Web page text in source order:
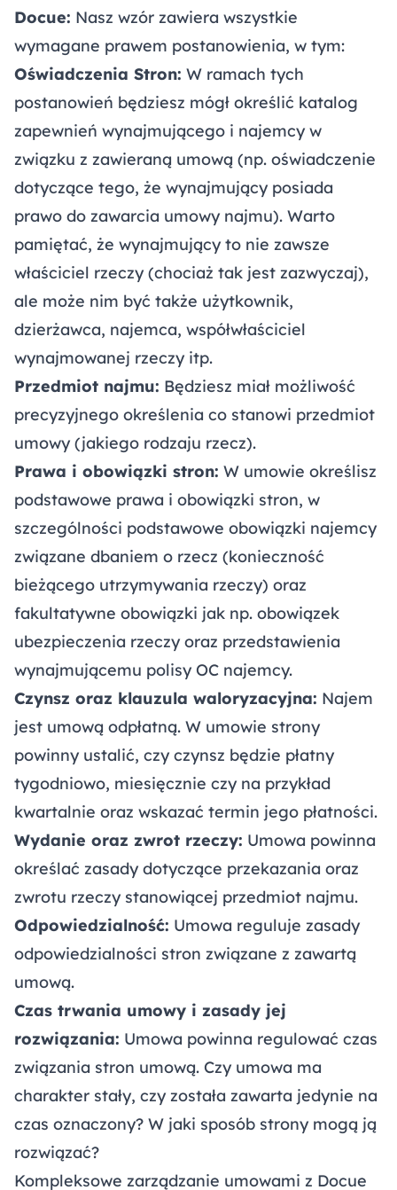
Docue: Nasz wzór zawiera wszystkie
wymagane prawem postanowienia, w tym:
Oświadczenia Stron: W ramach tych
postanowień będziesz mógł określić katalog
zapewnień wynajmującego i najemcy w
związku z zawieraną umową (np. oświadczenie
dotyczące tego, że wynajmujący posiada
prawo do zawarcia umowy najmu). Warto
pamiętać, że wynajmujący to nie zawsze
właściciel rzeczy (chociaż tak jest zazwyczaj),
ale może nim być także użytkownik,
dzierżawca, najemca, współwłaściciel
wynajmowanej rzeczy itp.
Przedmiot najmu: Będziesz miał możliwość
precyzyjnego określenia co stanowi przedmiot
umowy (jakiego rodzaju rzecz).
Prawa i obowiązki stron: W umowie określisz
podstawowe prawa i obowiązki stron, w
szczególności podstawowe obowiązki najemcy
związane dbaniem o rzecz (konieczność
bieżącego utrzymywania rzeczy) oraz
fakultatywne obowiązki jak np. obowiązek
ubezpieczenia rzeczy oraz przedstawienia
wynajmującemu polisy OC najemcy.
Czynsz oraz klauzula waloryzacyjna: Najem
jest umową odpłatną. W umowie strony
powinny ustalić, czy czynsz będzie płatny
tygodniowo, miesięcznie czy na przykład
kwartalnie oraz wskazać termin jego płatności.
Wydanie oraz zwrot rzeczy: Umowa powinna
określać zasady dotyczące przekazania oraz
zwrotu rzeczy stanowiącej przedmiot najmu.
Odpowiedzialność: Umowa reguluje zasady
odpowiedzialności stron związane z zawartą
umową.
Czas trwania umowy i zasady jej
rozwiązania: Umowa powinna regulować czas
związania stron umową. Czy umowa ma
charakter stały, czy została zawarta jedynie na
czas oznaczony? W jaki sposób strony mogą ją
rozwiązać?
Kompleksowe zarządzanie umowami z Docue